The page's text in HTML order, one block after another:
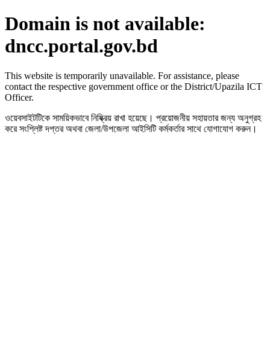
Domain is not available:
dncc.portal.gov.bd
This website is temporarily unavailable. For assistance, please
contact the respective government office or the District/Upazila ICT
Officer.
ওয়েবসাইটটিকে সাময়িকভাবে নিষ্ক্রিয় রাখা হয়েছে। প্রয়োজনীয় সহায়তার জন্য অনুগ্রহ
করে সংশ্লিষ্ট দপ্তর অথবা জেলা/উপজেলা আইসিটি কর্মকর্তার সাথে যোগাযোগ করুন।